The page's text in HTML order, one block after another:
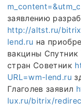
заявлению
http://altst.ru/
lend.ru на
вакцины Спутник
стран Советник
URL=wm-lend.ru
Глаголев заявил
lux.ru/bitrix/